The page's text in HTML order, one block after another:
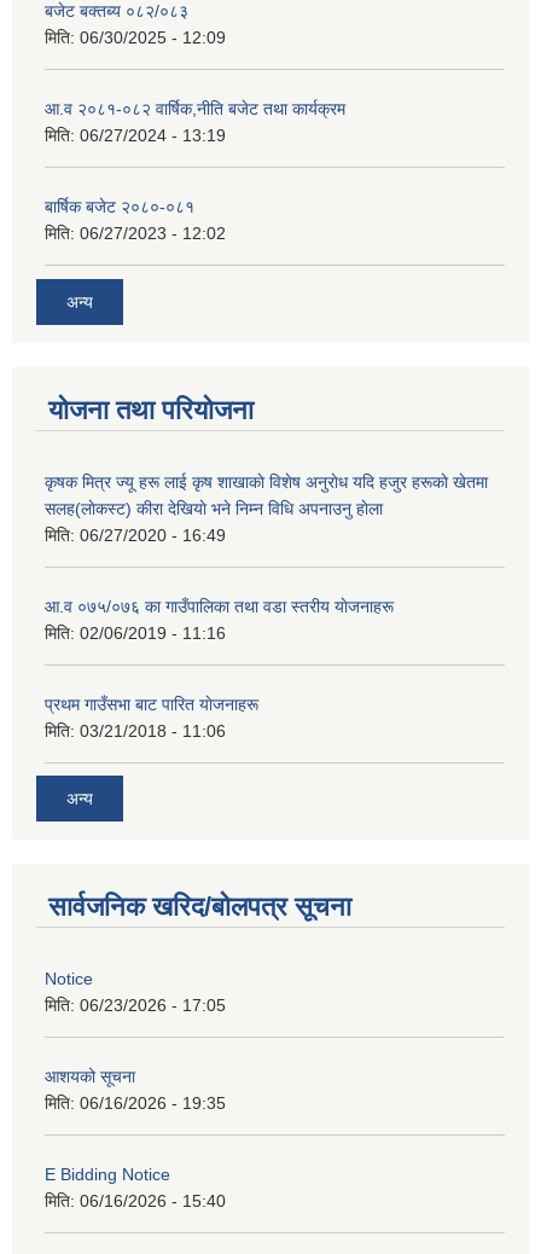
बजेट बक्तब्य ०८२/०८३
मिति: 06/30/2025 - 12:09
आ.व २०८१-०८२ वार्षिक,नीति बजेट तथा कार्यक्रम
मिति: 06/27/2024 - 13:19
बार्षिक बजेट २०८०-०८१
मिति: 06/27/2023 - 12:02
अन्य
योजना तथा परियोजना
कृषक मित्र ज्यू हरू लाई कृष शाखाकाे विशेष अनुराेध यदि हजुर हरूकाे खेतमा
सलह(लाेकस्ट) कीरा देखियाे भने निम्न विधि अपनाउनु हाेला
मिति: 06/27/2020 - 16:49
आ‍.व ०७५/०७६ का गाउँपालिका तथा वडा स्तरीय याेजनाहरू
मिति: 02/06/2019 - 11:16
प्रथम गाउँसभा बाट पारित याेजनाहरू
मिति: 03/21/2018 - 11:06
अन्य
सार्वजनिक खरिद/बोलपत्र सूचना
Notice
मिति: 06/23/2026 - 17:05
आशयको सूचना
मिति: 06/16/2026 - 19:35
E Bidding Notice
मिति: 06/16/2026 - 15:40